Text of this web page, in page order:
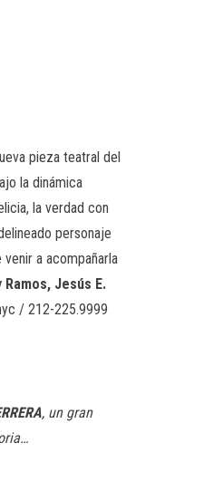
pieza teatral del
la dinámica
la verdad con
personaje
a acompañarla
Ramos, Jesús E.
/ 212-225.9999
, un gran